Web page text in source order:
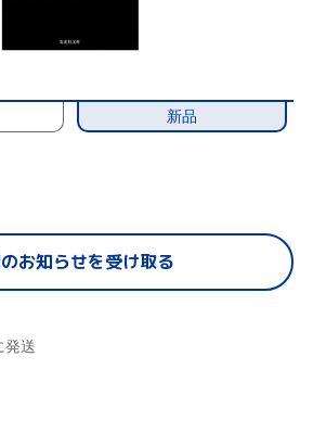
新品
お知らせを受け取る
発送